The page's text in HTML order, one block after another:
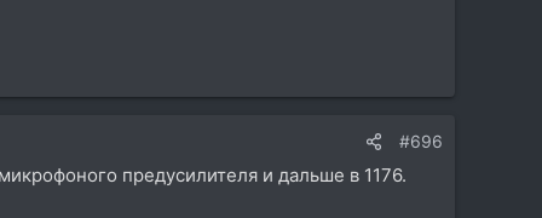
#696
предусилителя и дальше в 1176.